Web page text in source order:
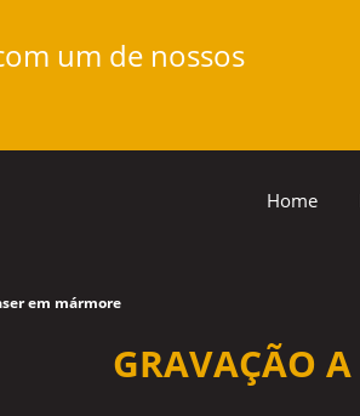
um de nossos
Home
em mármore
GRAVAÇÃO